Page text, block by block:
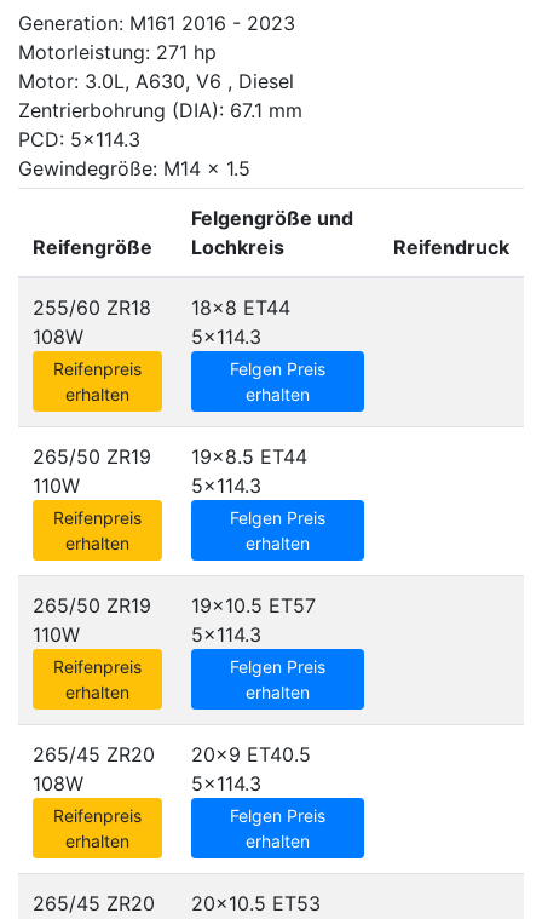
Generation: M161 2016 - 2023
Motorleistung: 271 hp
Motor: 3.0L, A630, V6 , Diesel
Zentrierbohrung (DIA): 67.1 mm
PCD: 5x114.3
Gewindegröße: M14 x 1.5
Reifengröße
Felgengröße und
Lochkreis
Reifendruck
255/60 ZR18
108W
Reifenpreis
erhalten
18x8 ET44
5x114.3
Felgen Preis
erhalten
265/50 ZR19
110W
Reifenpreis
erhalten
19x8.5 ET44
5x114.3
Felgen Preis
erhalten
265/50 ZR19
110W
Reifenpreis
erhalten
19x10.5 ET57
5x114.3
Felgen Preis
erhalten
265/45 ZR20
108W
Reifenpreis
erhalten
20x9 ET40.5
5x114.3
Felgen Preis
erhalten
265/45 ZR20
20x10.5 ET53